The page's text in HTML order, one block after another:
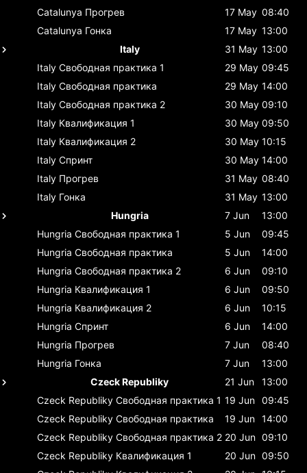
Catalunya Прогрев 17 May 08:40
Catalunya Гонка 17 May 13:00
Italy
31 May 13:00
Italy Свободная практика 1 29 May 09:45
Italy Свободная практика 29 May 14:00
Italy Свободная практика 2 30 May 09:10
Italy Квалификация 1 30 May 09:50
Italy Квалификация 2 30 May 10:15
Italy Спринт 30 May 14:00
Italy Прогрев 31 May 08:40
Italy Гонка 31 May 13:00
Hungria
7 Jun
13:00
Hungria Свободная практика 1 5 Jun
09:45
Hungria Свободная практика 5 Jun
14:00
Hungria Свободная практика 2 6 Jun
09:10
Hungria Квалификация 1 6 Jun
09:50
Hungria Квалификация 2 6 Jun
10:15
Hungria Спринт 6 Jun
14:00
Hungria Прогрев 7 Jun
08:40
Hungria Гонка 7 Jun
13:00
Czeck Republiky
21 Jun
13:00
Czeck Republiky Свободная практика 1 19 Jun 09:45
Czeck Republiky Свободная практика 19 Jun 14:00
Czeck Republiky Свободная практика 2 20 Jun 09:10
Czeck Republiky Квалификация 1 20 Jun 09:50